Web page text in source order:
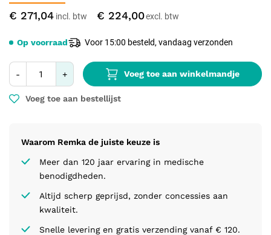
€ 271,04 € 224,00
- + Voeg toe aan winkelmandje
Voeg toe aan bestellijst
Waarom Remka de juiste keuze is
Meer dan 120 jaar ervaring in medische
benodigdheden.
Altijd scherp geprijsd, zonder concessies aan
kwaliteit.
Snelle levering en gratis verzending vanaf € 120.
Op voorraad Voor 15:00 besteld, vandaag verzonden
gehouden. De naaldvrije, swabbare connector met snap-cap
beperkt aanrakingscontaminatie. De spike is latex-, PVC- en DEHP-